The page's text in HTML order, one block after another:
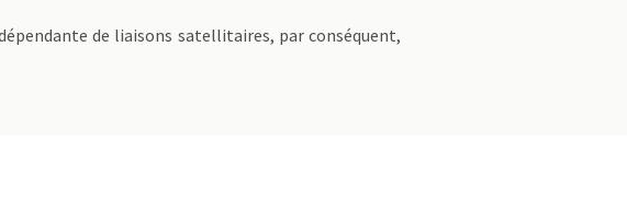
de liaisons satellitaires, par conséquent,